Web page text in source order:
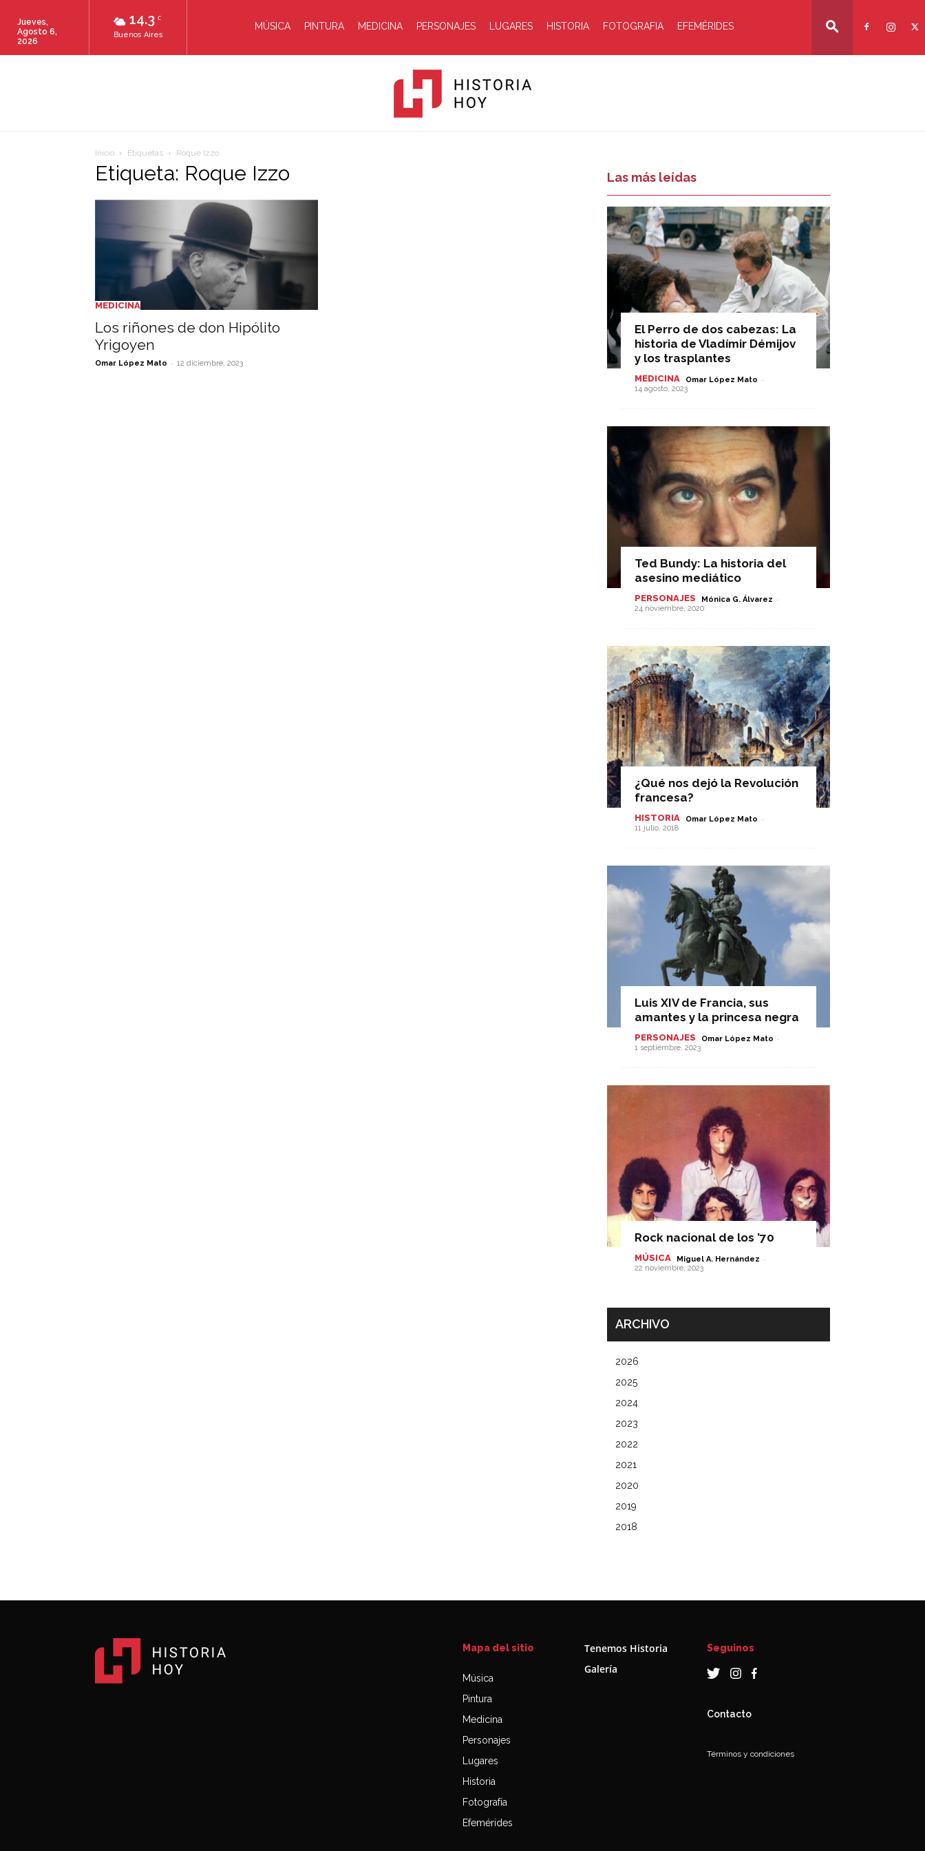
14.3 C
Buenos Aires
Jueves,
Agosto 6,
2026
MÚSICA PINTURA MEDICINA PERSONAJES LUGARES HISTORIA FOTOGRAFIA EFEMÉRIDES
Inicio Etiquetas Roque Izzo
Etiqueta: Roque Izzo
MEDICINA
Los riñones de don Hipólito
Yrigoyen
Omar López Mato - 12 diciembre, 2023
Las más leídas
El Perro de dos cabezas: La
historia de Vladímir Démijov
y los trasplantes
MEDICINA Omar López Mato -
14 agosto, 2023
Ted Bundy: La historia del
asesino mediático
PERSONAJES Mónica G. Álvarez -
24 noviembre, 2020
¿Qué nos dejó la Revolución
francesa?
HISTORIA Omar López Mato -
11 julio, 2018
Luis XIV de Francia, sus
amantes y la princesa negra
PERSONAJES Omar López Mato -
1 septiembre, 2023
Rock nacional de los ’70
MÚSICA Miguel A. Hernández -
22 noviembre, 2023
ARCHIVO
2026
2025
2024
2023
2022
2021
2020
2019
2018
Mapa del sitio
Música
Pintura
Medicina
Personajes
Lugares
Historia
Fotografía
Efemérides
Tenemos Historia
Galería
Seguinos
Contacto
Términos y condiciones